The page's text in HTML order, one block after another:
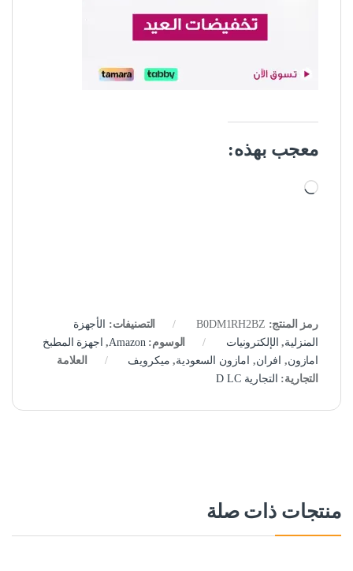
معجب بهذه:
جاري التحميل…
رمز المنتج: B0DM1RH2BZ التصنيفات:
الأجهزة
المنزلية, الإلكترونيات الوسوم:Amazon
, اجهزة المطبخ
امازون, افران, امازون السعودية, ميكرويف
العلامة
التجارية: التجارية D LC
منتجات ذات صلة